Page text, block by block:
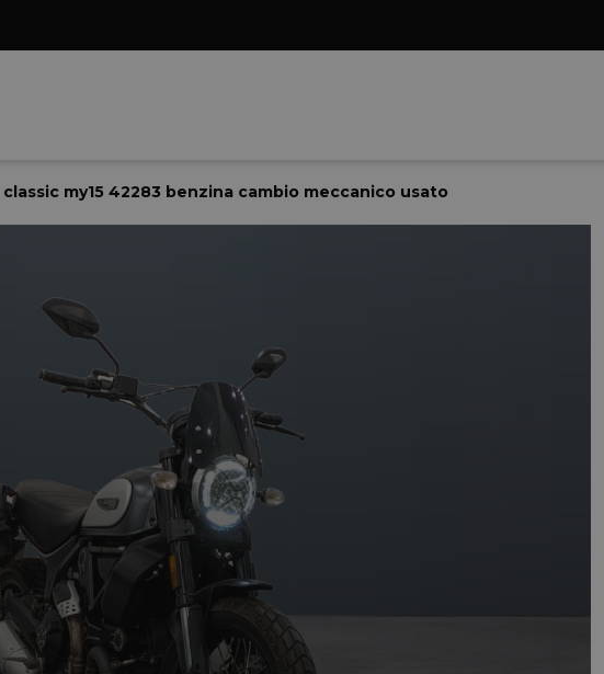
my15 42283 benzina cambio meccanico usato